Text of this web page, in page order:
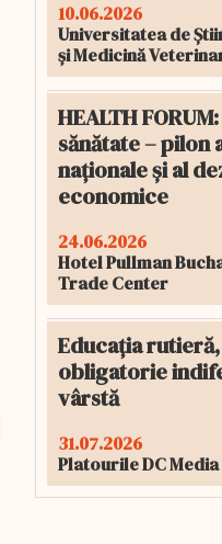
10.06.2026
Universitatea de
și Medicină
HEALTH
sănătate – pilon
naționale și al
economice
24.06.2026
Hotel Pullman
Trade Center
Educația
obligatorie
vârstă
31.07.2026
Platourile DC